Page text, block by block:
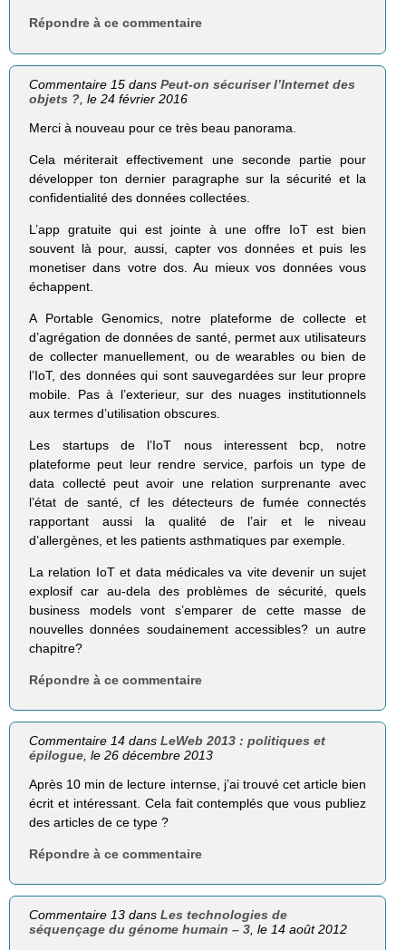
Répondre à ce commentaire
Commentaire 15 dansPeut-on sécuriser l’Internet des
objets ? , le 24 février 2016
Merci à nouveau pour ce très beau panorama.
Cela mériterait effectivement une seconde partie pour
développer ton dernier paragraphe sur la sécurité et la
confidentialité des données collectées.
L’app gratuite qui est jointe à une offre IoT est bien
souvent là pour, aussi, capter vos données et puis les
monetiser dans votre dos. Au mieux vos données vous
échappent.
A Portable Genomics, notre plateforme de collecte et
d’agrégation de données de santé, permet aux utilisateurs
de collecter manuellement, ou de wearables ou bien de
l’IoT, des données qui sont sauvegardées sur leur propre
mobile. Pas à l’exterieur, sur des nuages institutionnels
aux termes d’utilisation obscures.
Les startups de l’IoT nous interessent bcp, notre
plateforme peut leur rendre service, parfois un type de
data collecté peut avoir une relation surprenante avec
l’état de santé, cf les détecteurs de fumée connectés
rapportant aussi la qualité de l’air et le niveau
d’allergènes, et les patients asthmatiques par exemple.
La relation IoT et data médicales va vite devenir un sujet
explosif car au-dela des problèmes de sécurité, quels
business models vont s’emparer de cette masse de
nouvelles données soudainement accessibles? un autre
chapitre?
Répondre à ce commentaire
Commentaire 14 dansLeWeb 2013 : politiques et
épilogue , le 26 décembre 2013
Après 10 min de lecture internse, j’ai trouvé cet article bien
écrit et intéressant. Cela fait contemplés que vous publiez
des articles de ce type ?
Répondre à ce commentaire
Commentaire 13 dansLes technologies de
séquençage du génome humain – 3, le 14 août 2012